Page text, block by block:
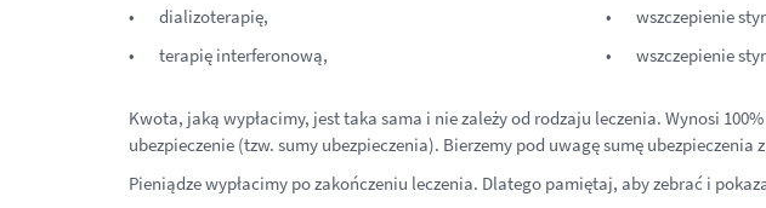
dializoterapię,
terapię interferonową,
wszczepienie
wszczepienie
Kwota, jaką wypłacimy, jest taka sama i nie zależy od rodzaju leczenia. Wynosi
ubezpieczenie (tzw. sumy ubezpieczenia). Bierzemy pod uwagę sumę ubezpieczenia
Pieniądze wypłacimy po zakończeniu leczenia. Dlatego pamiętaj, aby zebrać i